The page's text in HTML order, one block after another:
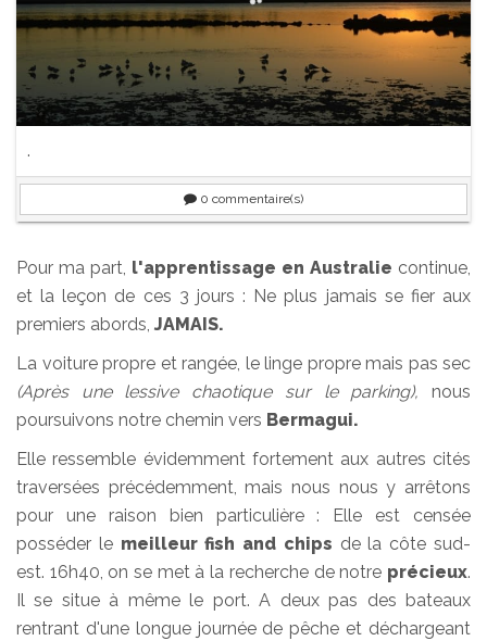
.
0 commentaire(s)
Pour ma part, l'apprentissage en Australie continue,
et la leçon de ces 3 jours : Ne plus jamais se fier aux
premiers abords, JAMAIS.
La voiture propre et rangée, le linge propre mais pas sec
(Après une lessive chaotique sur le parking), nous
poursuivons notre chemin vers Bermagui.
Elle ressemble évidemment fortement aux autres cités
traversées précédemment, mais nous nous y arrêtons
pour une raison bien particulière : Elle est censée
posséder le meilleur fish and chips de la côte sud-
est. 16h40, on se met à la recherche de notre précieux.
Il se situe à même le port. A deux pas des bateaux
rentrant d'une longue journée de pêche et déchargeant